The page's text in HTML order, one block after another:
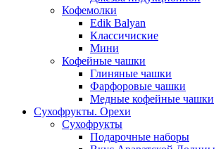
Кофемолки
Edik Balyan
Классичиские
Мини
Кофейные чашки
Глиняные чашки
Фарфоровые чашки
Медные кофейные чашки
Сухофрукты. Орехи
Сухофрукты
Подарочные наборы